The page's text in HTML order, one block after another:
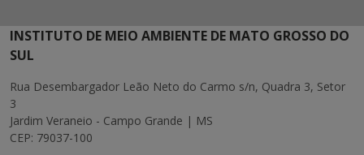
INSTITUTO DE MEIO AMBIENTE DE MATO GROSSO DO
SUL
Rua Desembargador Leão Neto do Carmo s/n, Quadra 3, Setor
3
Jardim Veraneio - Campo Grande | MS
CEP: 79037-100